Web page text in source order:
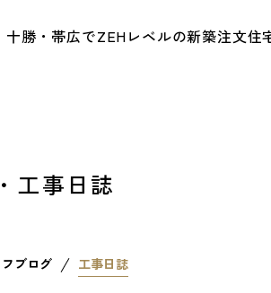
十勝・帯広でZEHレベルの新築注文住
工事日誌
ブログ 工事日誌